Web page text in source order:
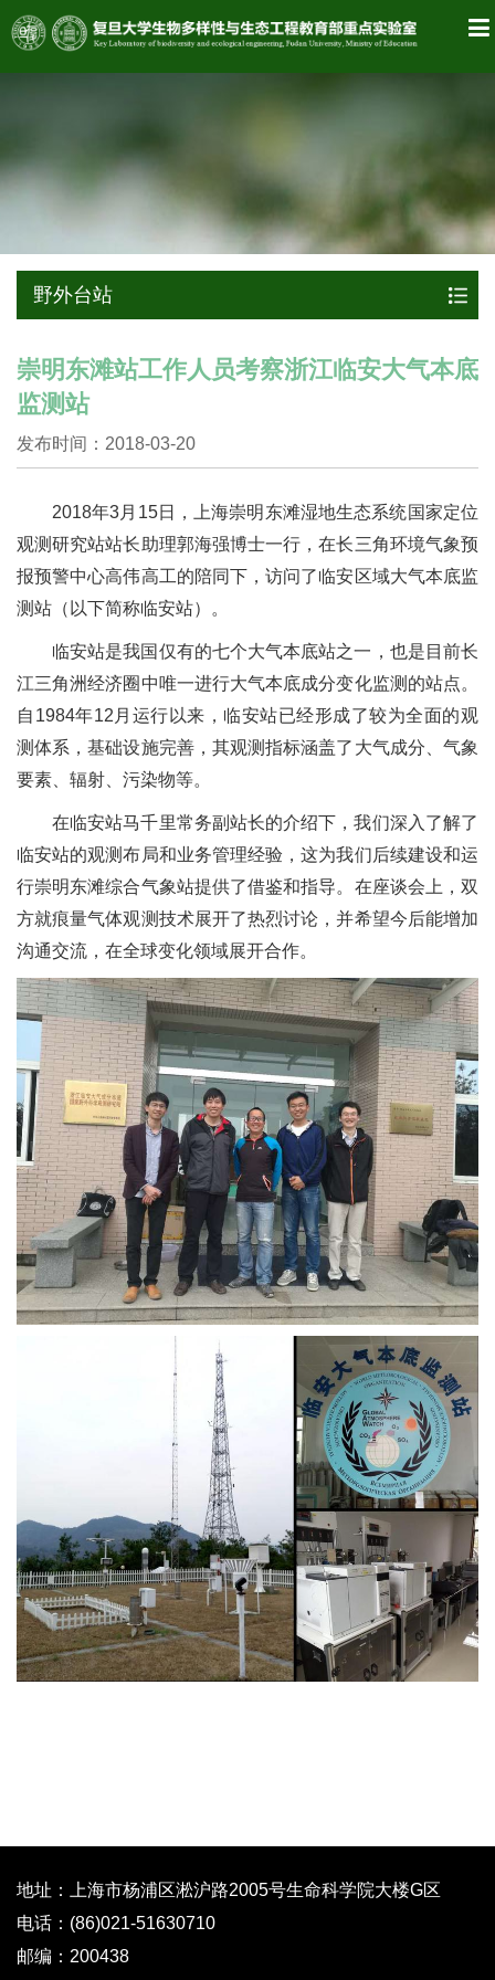
野外台站
崇明东滩站工作人员考察浙江临安大气本底
监测站
发布时间：2018-03-20
2018年3月15日，上海崇明东滩湿地生态系统国家定位
观测研究站站长助理郭海强博士一行，在长三角环境气象预
报预警中心高伟高工的陪同下，访问了临安区域大气本底监
测站（以下简称临安站）。
临安站是我国仅有的七个大气本底站之一，也是目前长
江三角洲经济圈中唯一进行大气本底成分变化监测的站点。
自1984年12月运行以来，临安站已经形成了较为全面的观
测体系，基础设施完善，其观测指标涵盖了大气成分、气象
要素、辐射、污染物等。
在临安站马千里常务副站长的介绍下，我们深入了解了
临安站的观测布局和业务管理经验，这为我们后续建设和运
行崇明东滩综合气象站提供了借鉴和指导。在座谈会上，双
方就痕量气体观测技术展开了热烈讨论，并希望今后能增加
沟通交流，在全球变化领域展开合作。
地址：上海市杨浦区淞沪路2005号生命科学院大楼G区
电话：(86)021-51630710
邮编：200438